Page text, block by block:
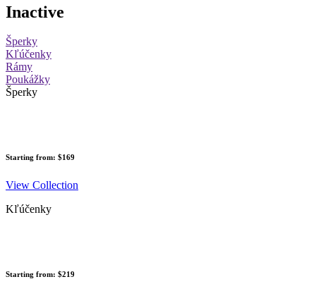
Inactive
Šperky
Kľúčenky
Rámy
Poukážky
Šperky
Starting from: $169
View Collection
Kľúčenky
Starting from: $219